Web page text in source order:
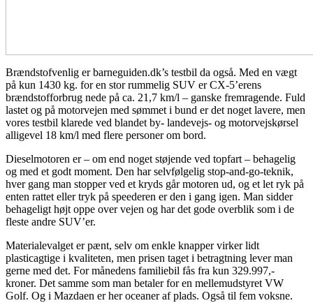
Brændstofvenlig er barneguiden.dk’s testbil da også. Med en vægt
på kun 1430 kg. for en stor rummelig SUV er CX-5’erens
brændstofforbrug nede på ca. 21,7 km/l – ganske fremragende. Fuld
lastet og på motorvejen med sømmet i bund er det noget lavere, men
vores testbil klarede ved blandet by- landevejs- og motorvejskørsel
alligevel 18 km/l med flere personer om bord.
Dieselmotoren er – om end noget støjende ved topfart – behagelig
og med et godt moment. Den har selvfølgelig stop-and-go-teknik,
hver gang man stopper ved et kryds går motoren ud, og et let ryk på
enten rattet eller tryk på speederen er den i gang igen. Man sidder
behageligt højt oppe over vejen og har det gode overblik som i de
fleste andre SUV’er.
Materialevalget er pænt, selv om enkle knapper virker lidt
plasticagtige i kvaliteten, men prisen taget i betragtning lever man
gerne med det. For månedens familiebil fås fra kun 329.997,-
kroner. Det samme som man betaler for en mellemudstyret VW
Golf. Og i Mazdaen er her oceaner af plads. Også til fem voksne.